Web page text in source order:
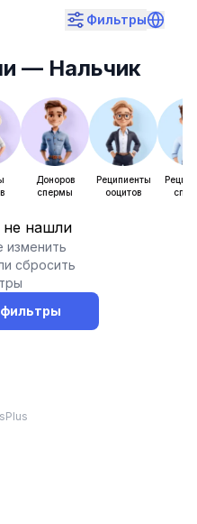
Фильтры
— Нальчик
Доноров
спермы
Реципиенты
ооцитов
нашли
изменить
сбросить